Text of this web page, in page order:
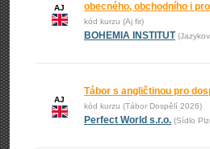
AJ
obecného, obchodního i
kód kurzu (Aj fir)
BOHEMIA INSTITUT
AJ
Tábor s angličtinou pro
kód kurzu (Tábor Dospělí 2026)
Perfect World s.r.o. (Sídlo